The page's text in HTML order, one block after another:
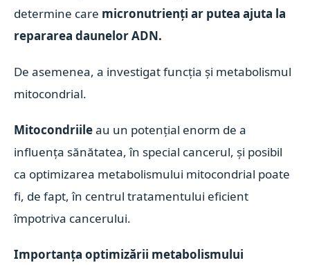
determine care micronutrienți ar putea ajuta la
repararea daunelor ADN.
De asemenea, a investigat funcția și metabolismul
mitocondrial.
Mitocondriileau un potențial enorm de a
influența sănătatea, în special cancerul, și posibil
ca optimizarea metabolismului mitocondrial poate
fi, de fapt, în centrul tratamentului eficient
împotriva cancerului.
Importanța optimizării metabolismului